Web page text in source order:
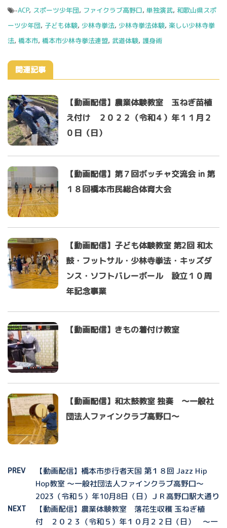
-ACP, スポーツ少年団, ファイクラブ高野口, 単独演武, 和歌山県スポ
ーツ少年団, 子ども体験, 少林寺拳法, 少林寺拳法体験, 楽しい少林寺拳
法, 橋本市, 橋本市少林寺拳法連盟, 武道体験, 護身術
関連記事
【動画配信】農業体験教室 玉ねぎ苗植
え付け ２０２２（令和４）年１１月２
０日（日）
【動画配信】第７回ボッチャ交流会 in 第
１８回橋本市民総合体育大会
【動画配信】子ども体験教室 第2回 和太
鼓・フットサル・少林寺拳法・キッズダ
ンス・ソフトバレーボール 設立１０周
年記念事業
【動画配信】きもの着付け教室
【動画配信】和太鼓教室 独奏 ～一般社
団法人ファインクラブ高野口～
PREV
【動画配信】橋本市歩行者天国 第１８回 Jazz Hip
Hop教室 ～一般社団法人ファインクラブ高野口～
2023（令和５）年10月8日（日）ＪＲ高野口駅大通り
NEXT
【動画配信】農業体験教室 落花生収穫 玉ねぎ植
付 ２０２３（令和５）年１０月２２日（日） ～一